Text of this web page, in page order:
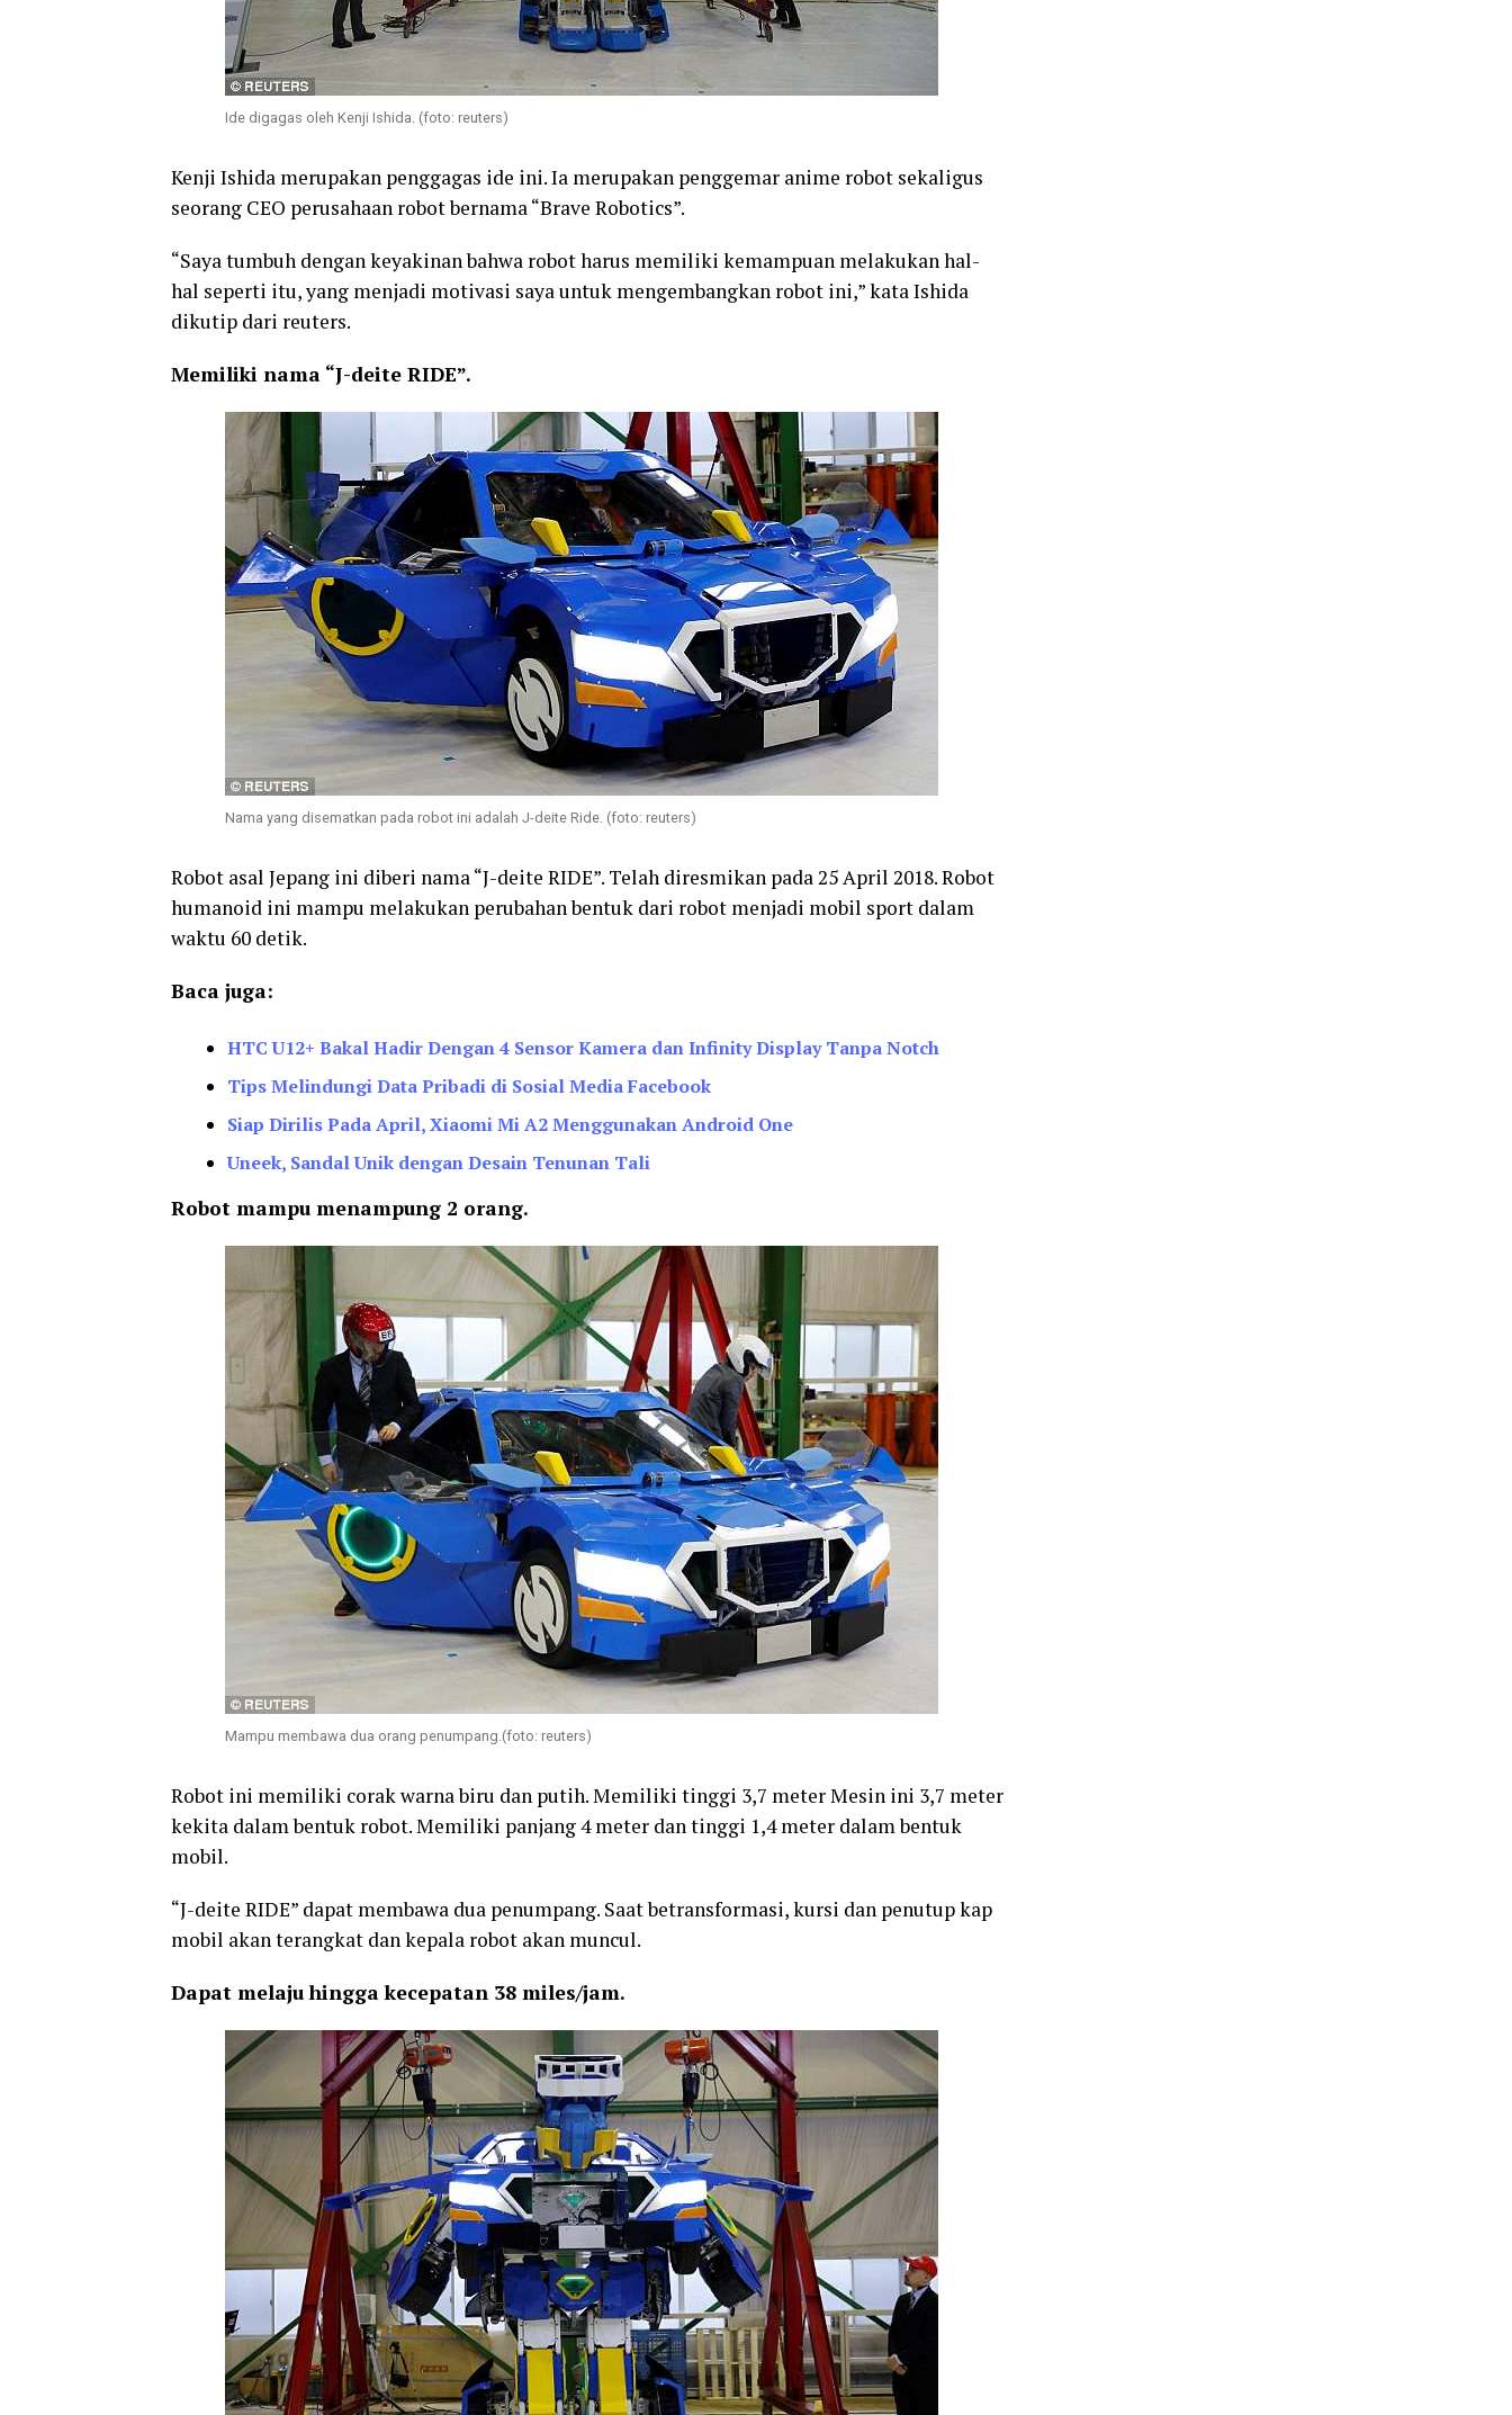
Ide digagas oleh Kenji Ishida. (foto: reuters)
Kenji Ishida merupakan penggagas ide ini. Ia merupakan penggemar anime robot sekaligus
seorang CEO perusahaan robot bernama “Brave Robotics”.
“Saya tumbuh dengan keyakinan bahwa robot harus memiliki kemampuan melakukan hal-
hal seperti itu, yang menjadi motivasi saya untuk mengembangkan robot ini,” kata Ishida
dikutip dari reuters.
Memiliki nama “J-deite RIDE”.
Nama yang disematkan pada robot ini adalah J-deite Ride. (foto: reuters)
Robot asal Jepang ini diberi nama “J-deite RIDE”. Telah diresmikan pada 25 April 2018. Robot
humanoid ini mampu melakukan perubahan bentuk dari robot menjadi mobil sport dalam
waktu 60 detik.
Baca juga:
HTC U12+ Bakal Hadir Dengan 4 Sensor Kamera dan Infinity Display Tanpa Notch
Tips Melindungi Data Pribadi di Sosial Media Facebook
Siap Dirilis Pada April, Xiaomi Mi A2 Menggunakan Android One
Uneek, Sandal Unik dengan Desain Tenunan Tali
Robot mampu menampung 2 orang.
Mampu membawa dua orang penumpang.(foto: reuters)
Robot ini memiliki corak warna biru dan putih. Memiliki tinggi 3,7 meter Mesin ini 3,7 meter
kekita dalam bentuk robot. Memiliki panjang 4 meter dan tinggi 1,4 meter dalam bentuk
mobil.
“J-deite RIDE” dapat membawa dua penumpang. Saat betransformasi, kursi dan penutup kap
mobil akan terangkat dan kepala robot akan muncul.
Dapat melaju hingga kecepatan 38 miles/jam.